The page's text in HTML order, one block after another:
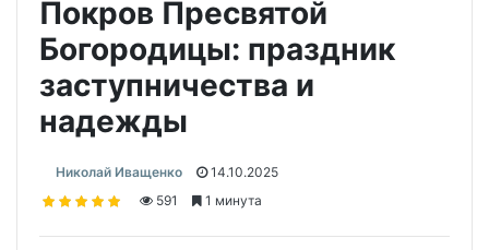
Покров Пресвятой
Богородицы: праздник
заступничества и
надежды
Николай Иващенко
14.10.2025
591
1 минута